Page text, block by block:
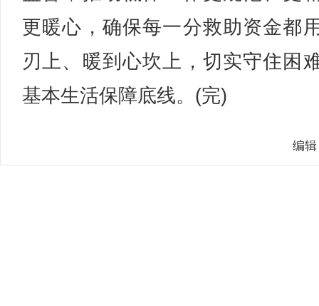
更暖心，确保每一分救助资金都
刃上、暖到心坎上，切实守住困
基本生活保障底线。(完)
编